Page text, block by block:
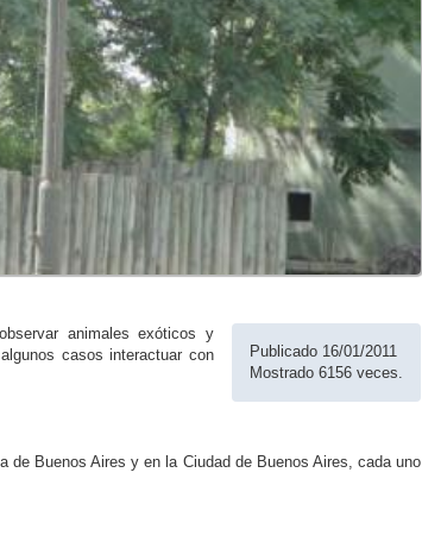
Publicado 16/01/2011
Mostrado 6156 veces.
animales exóticos y
casos interactuar con
Buenos Aires y en la Ciudad de Buenos Aires, cada uno